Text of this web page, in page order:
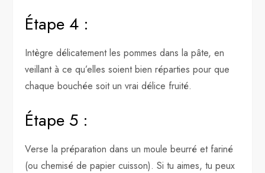
Étape 4 :
Intègre délicatement les pommes dans la pâte, en
veillant à ce qu’elles soient bien réparties pour que
chaque bouchée soit un vrai délice fruité.
Étape 5 :
Verse la préparation dans un moule beurré et fariné
(ou chemisé de papier cuisson). Si tu aimes, tu peux